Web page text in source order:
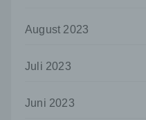
August 2023
Juli 2023
Juni 2023
Maßnahmen
natürlichen
g)
Verantwortlicher